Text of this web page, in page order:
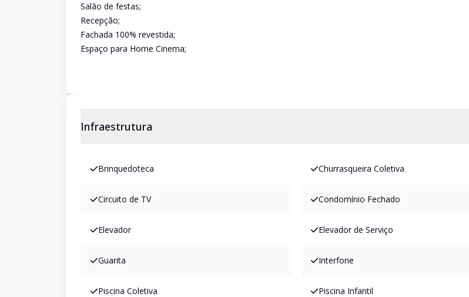
Salão de festas;
Recepção;
Fachada 100% revestida;
Espaço para Home Cinema;
Infraestrutura
Brinquedoteca Churrasqueira Coletiva
Circuito de TV Condomínio Fechado
Elevador Elevador de Serviço
Guarita Interfone
Piscina Coletiva Piscina Infantil